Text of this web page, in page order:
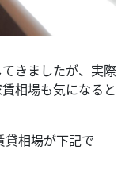
きましたが、実際
相場も気になると
相場が下記で